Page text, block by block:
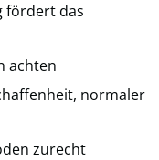
fördert das
achten
normaler
zurecht